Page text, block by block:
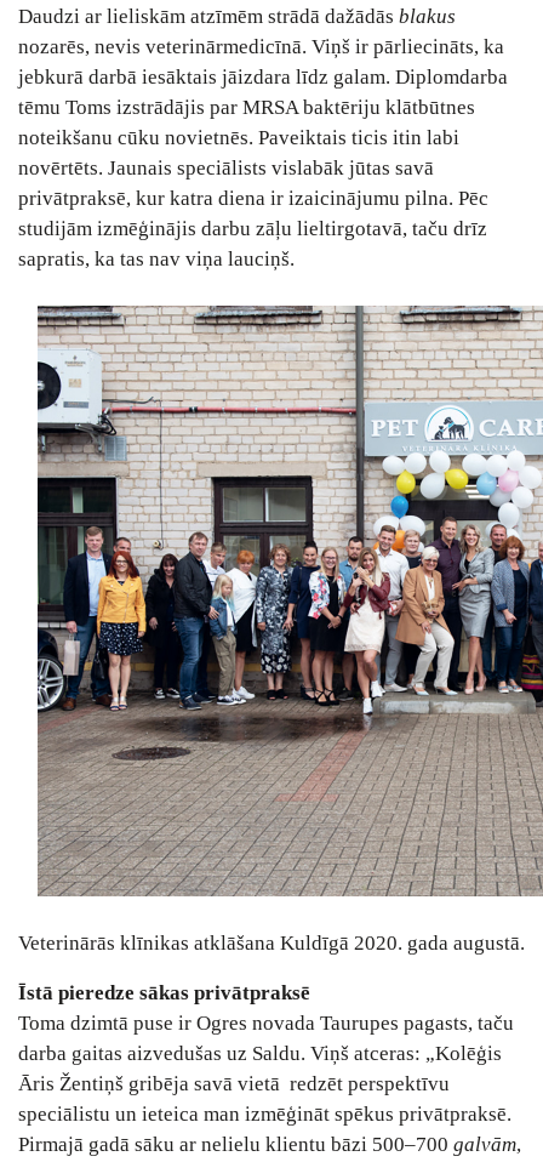
Daudzi ar lieliskām atzīmēm strādā dažādās blakus
nozarēs, nevis veterinārmedicīnā. Viņš ir pārliecināts, ka
jebkurā darbā iesāktais jāizdara līdz galam. Diplomdarba
tēmu Toms izstrādājis par MRSA baktēriju klātbūtnes
noteikšanu cūku novietnēs. Paveiktais ticis itin labi
novērtēts. Jaunais speciālists vislabāk jūtas savā
privātpraksē, kur katra diena ir izaicinājumu pilna. Pēc
studijām izmēģinājis darbu zāļu lieltirgotavā, taču drīz
sapratis, ka tas nav viņa lauciņš.
Veterinārās klīnikas atklāšana Kuldīgā 2020. gada augustā.
Īstā pieredze sākas privātpraksē
Toma dzimtā puse ir Ogres novada Taurupes pagasts, taču
darba gaitas aizvedušas uz Saldu. Viņš atceras: „Kolēģis
Āris Žentiņš gribēja savā vietā redzēt perspektīvu
speciālistu un ieteica man izmēģināt spēkus privātpraksē.
Pirmajā gadā sāku ar nelielu klientu bāzi 500–700 galvām,